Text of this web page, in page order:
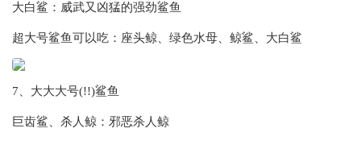
大白鲨：威武又凶猛的强劲鲨鱼
超大号鲨鱼可以吃：座头鲸、绿色水母、鲸鲨、大白鲨
7、大大大号(!!)鲨鱼
巨齿鲨、杀人鲸：邪恶杀人鲸